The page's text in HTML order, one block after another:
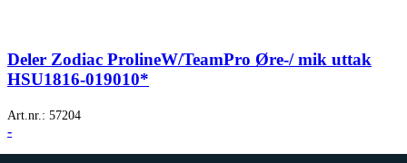
Deler Zodiac ProlineW/TeamPro Øre-/ mik uttak
HSU1816-019010*
Art.nr.: 57204
-